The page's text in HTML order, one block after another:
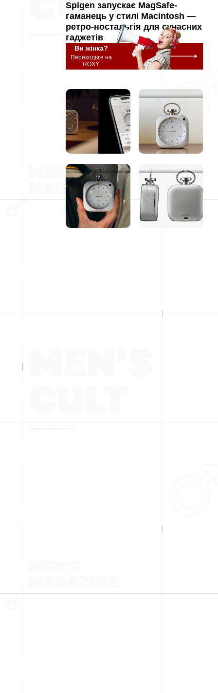
Spigen запускає MagSafe-
гаманець у стилі Macintosh —
ретро-ностальгія для сучасних
гаджетів
Ви жінка?
Переходьте на
ROXY